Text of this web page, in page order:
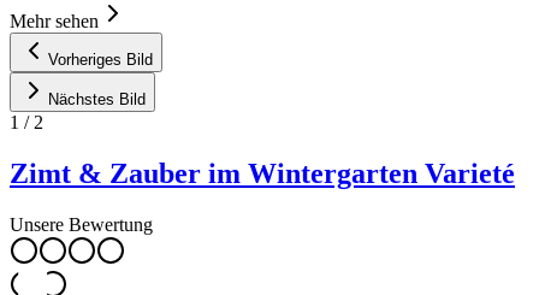
Mehr sehen
Vorheriges Bild
Nächstes Bild
1 / 2
Zimt & Zauber im Wintergarten Varieté
Unsere Bewertung